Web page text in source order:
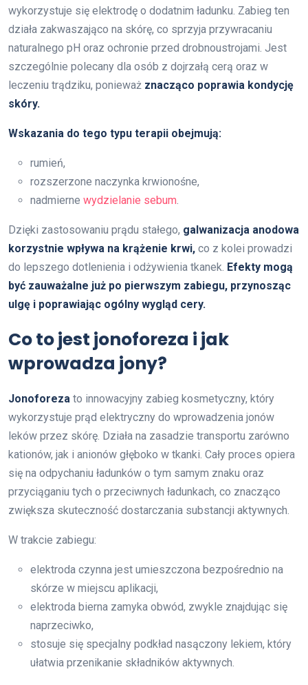
wykorzystuje się elektrodę o dodatnim ładunku. Zabieg ten
działa zakwaszająco na skórę, co sprzyja przywracaniu
naturalnego pH oraz ochronie przed drobnoustrojami. Jest
szczególnie polecany dla osób z dojrzałą cerą oraz w
leczeniu trądziku, ponieważ znacząco poprawia kondycję
skóry.
Wskazania do tego typu terapii obejmują:
rumień,
rozszerzone naczynka krwionośne,
nadmierne wydzielanie sebum.
Dzięki zastosowaniu prądu stałego, galwanizacja anodowa
korzystnie wpływa na krążenie krwi, co z kolei prowadzi
do lepszego dotlenienia i odżywienia tkanek. Efekty mogą
być zauważalne już po pierwszym zabiegu, przynosząc
ulgę i poprawiając ogólny wygląd cery.
Co to jest jonoforeza i jak
wprowadza jony?
Jonoforeza to innowacyjny zabieg kosmetyczny, który
wykorzystuje prąd elektryczny do wprowadzenia jonów
leków przez skórę. Działa na zasadzie transportu zarówno
kationów, jak i anionów głęboko w tkanki. Cały proces opiera
się na odpychaniu ładunków o tym samym znaku oraz
przyciąganiu tych o przeciwnych ładunkach, co znacząco
zwiększa skuteczność dostarczania substancji aktywnych.
W trakcie zabiegu:
elektroda czynna jest umieszczona bezpośrednio na
skórze w miejscu aplikacji,
elektroda bierna zamyka obwód, zwykle znajdując się
naprzeciwko,
stosuje się specjalny podkład nasączony lekiem, który
ułatwia przenikanie składników aktywnych.